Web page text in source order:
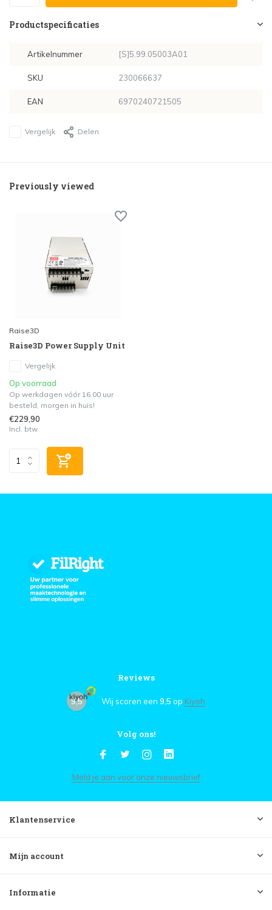
Productspecificaties
Artikelnummer [S]5.99.05003A01
SKU 230066637
EAN 6970240721505
Vergelijk Delen
Previously viewed
Raise3D
Raise3D Power Supply Unit
Vergelijk
Op voorraad
Op werkdagen vóór 16.00 uur
besteld, morgen in huis!
€229,90
Incl. btw
Reviews
9,5 Wij scoren een 9,5 op Kiyoh
Volg ons!
Meld je aan voor onze nieuwsbrief
Klantenservice
Mijn account
Informatie